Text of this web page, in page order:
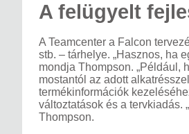
A felügyelt
A Teamcenter a Falcon
stb. – tárhelye. „Hasznos, ha
mondja Thompson. „Például,
mostantól az adott
termékinformációk
változtatások és a tervkiadás.
Thompson.